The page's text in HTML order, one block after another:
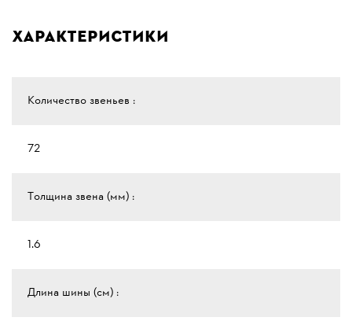
Характеристики
Количество звеньев :
72
Толщина звена (мм) :
1.6
Длина шины (см) :